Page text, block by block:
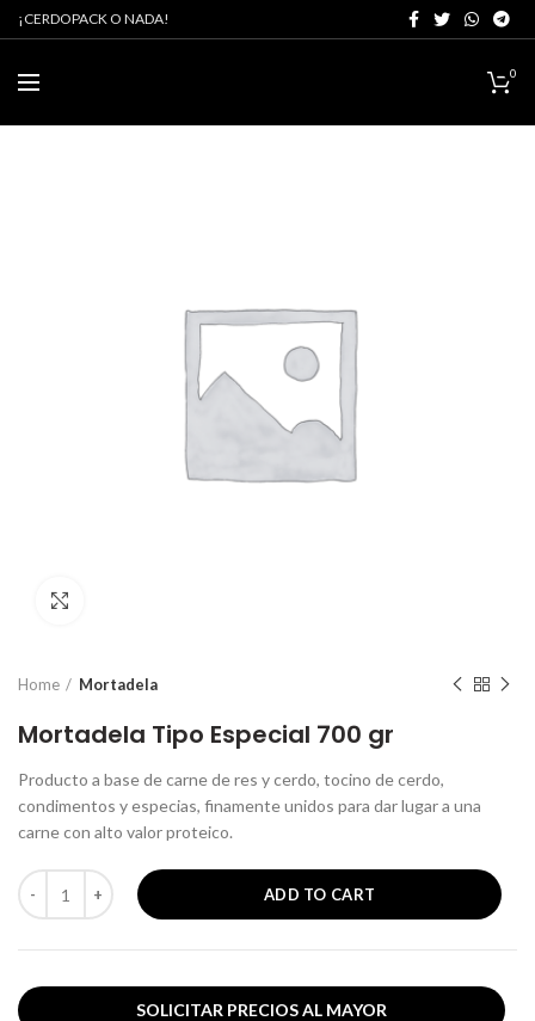
¡CERDOPACK O NADA!
0
Home Mortadela
Mortadela Tipo Especial 700 gr
Producto a base de carne de res y cerdo, tocino de cerdo,
condimentos y especias, finamente unidos para dar lugar a una
carne con alto valor proteico.
ADD TO CART
SOLICITAR PRECIOS AL MAYOR